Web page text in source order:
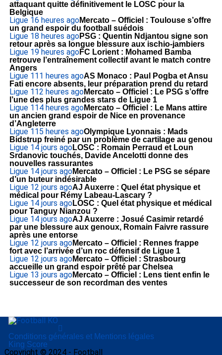
attaquant quitte définitivement le LOSC pour la
Belgique
Ligue 16 heures agoMercato – Officiel : Toulouse s’offre
un grand espoir du football suédois
Ligue 18 heures agoPSG : Quentin Ndjantou signe son
retour après sa longue blessure aux ischio-jambiers
Ligue 19 heures agoFC Lorient : Mohamed Bamba
retrouve l’entraînement collectif avant le match contre
Angers
Ligue 111 heures agoAS Monaco : Paul Pogba et Ansu
Fati encore absents, leur préparation prend du retard
Ligue 112 heures agoMercato – Officiel : Le PSG s’offre
l’une des plus grandes stars de Ligue 1
Ligue 114 heures agoMercato – Officiel : Le Mans attire
un ancien grand espoir de Nice en provenance
d’Angleterre
Ligue 115 heures agoOlympique Lyonnais : Mads
Bidstrup freiné par un problème de cartilage au genou
Ligue 14 jours agoLOSC : Romain Perraud et Loun
Srdanovic touchés, Davide Ancelotti donne des
nouvelles rassurantes
Ligue 14 jours agoMercato – Officiel : Le PSG se sépare
d’un buteur indésirable
Ligue 12 jours agoAJ Auxerre : Quel état physique et
médical pour Rémy Labeau-Lascary ?
Ligue 14 jours agoLOSC : Quel état physique et médical
pour Tanguy Nianzou ?
Ligue 14 jours agoAJ Auxerre : Josué Casimir retardé
par une blessure aux genoux, Romain Faivre rassure
après une entorse
Ligue 12 jours agoMercato – Officiel : Rennes frappe
fort avec l’arrivée d’un roc défensif de Ligue 1
Ligue 12 jours agoMercato – Officiel : Strasbourg
accueille un grand espoir prêté par Chelsea
Ligue 13 jours agoMercato – Officiel : Lens tient enfin le
successeur de son recordman des ventes
Conditions générales et Mentions légales
King Score
Copyright © 2024 - Football